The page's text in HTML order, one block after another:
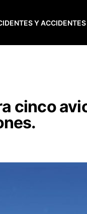
Y
cinco